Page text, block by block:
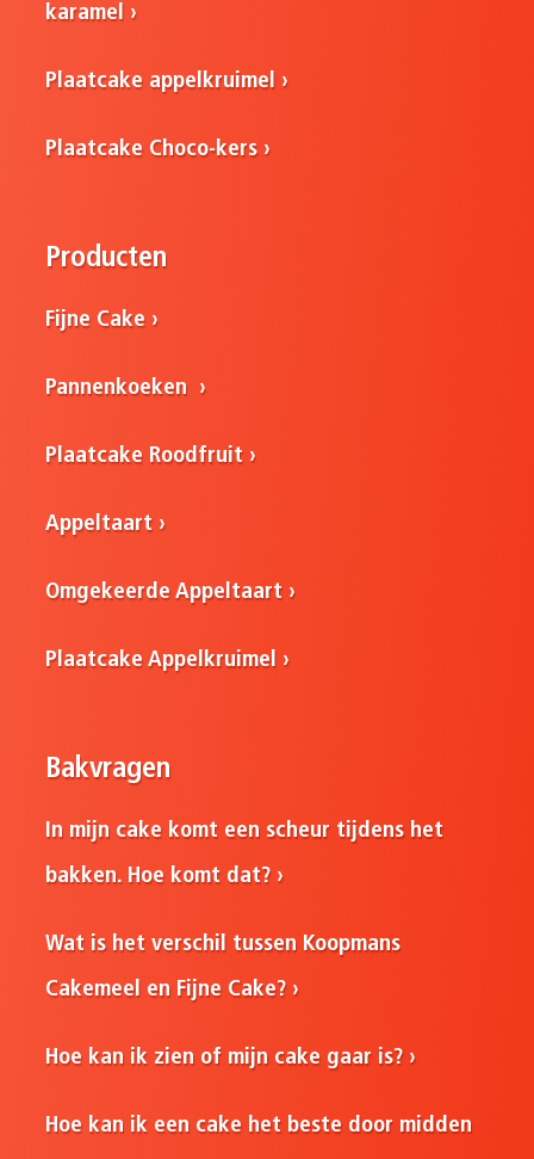
karamel
Plaatcake appelkruimel
Plaatcake Choco-kers
Producten
Fijne Cake
Pannenkoeken
Plaatcake Roodfruit
Appeltaart
Omgekeerde Appeltaart
Plaatcake Appelkruimel
Bakvragen
In mijn cake komt een scheur tijdens het
bakken. Hoe komt dat?
Wat is het verschil tussen Koopmans
Cakemeel en Fijne Cake?
Hoe kan ik zien of mijn cake gaar is?
Hoe kan ik een cake het beste door midden